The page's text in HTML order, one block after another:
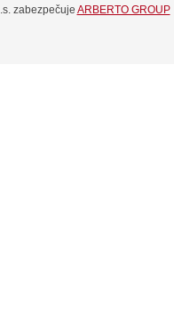
zabezpečuje ARBERTO GROUP